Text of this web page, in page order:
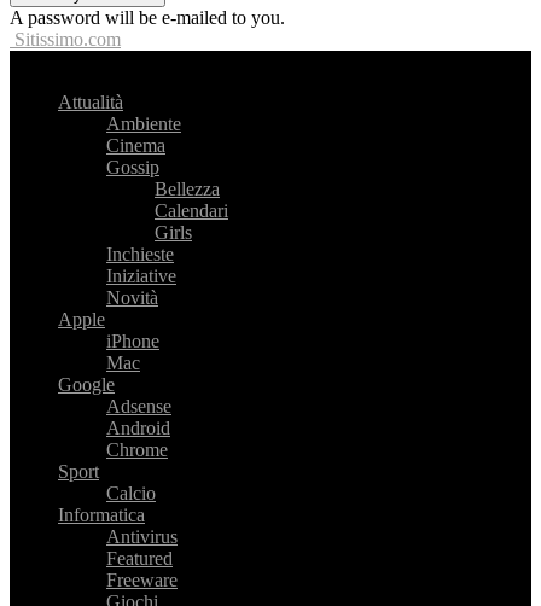
A password will be e-mailed to you.
Sitissimo.com
Attualità
Ambiente
Cinema
Gossip
Bellezza
Calendari
Girls
Inchieste
Iniziative
Novità
Apple
iPhone
Mac
Google
Adsense
Android
Chrome
Sport
Calcio
Informatica
Antivirus
Featured
Freeware
Giochi